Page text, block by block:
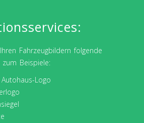
Fahrzeugbildern folgende
Beispiele:
Logo